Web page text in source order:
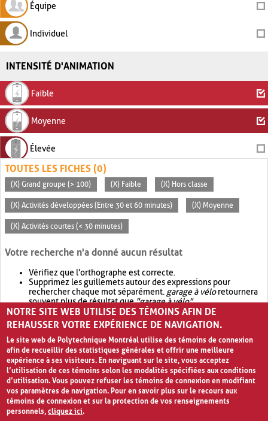
Équipe
Individuel
INTENSITÉ D'ANIMATION
Faible
Moyenne
Élevée
TOUTES LES FICHES (0)
(X) Grand groupe (> 100) (X) Faible (X) Hors classe
(X) Activités développées (Entre 30 et 60 minutes) (X) Moyenne
(X) Activités courtes (< 30 minutes)
Votre recherche n'a donné aucun résultat
Vérifiez que l'orthographe est correcte.
Supprimez les guillemets autour des expressions pour
rechercher chaque mot séparément. garage à véloretournera
souvent plus de résultat que"garage à vélo".
Envisagez d'élargir votre recherche avec OR.garage OR vélo
retournera souvent plus de résultat quegarage à vélo
NOTRE SITE WEB UTILISE DES TÉMOINS AFIN DE
REHAUSSER VOTRE EXPÉRIENCE DE NAVIGATION.
Le site web de Polytechnique Montréal utilise des témoins de connexion
afin de recueillir des statistiques générales et offrir une meilleure
expérience à ses visiteurs. En naviguant sur le site, vous acceptez
l’utilisation de ces témoins selon les modalités spécifiées aux conditions
d’utilisation. Vous pouvez refuser les témoins de connexion en modifiant
vos paramètres de navigation. Pour en savoir plus sur le recours aux
témoins de connexion et sur la protection de vos renseignements
personnels,cliquez ici.